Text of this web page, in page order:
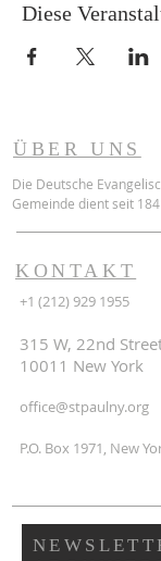
Diese
ÜBER UNS
Die Deutsche
Gemeinde dient seit
KONTAKT
+1 (212) 929 1955
315 W, 22nd
10011 New York
office@stpaulny.org
P.O. Box 1971, New